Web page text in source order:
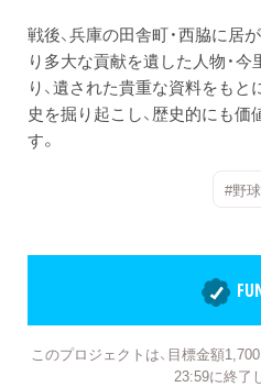
戦後、兵庫の田舎町・西脇に居
り多大な貢献を遺した人物・
り、遺された貴重な資料をも
史を掘り起こし、歴史的にも
す。
#野球
このプロジェクトは、目標金額
23:59に終了